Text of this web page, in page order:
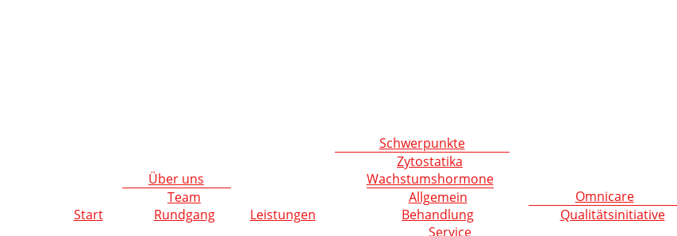
Start
Über uns
Team
Rundgang
Leistungen
Schwerpunkte
Zytostatika
Wachstumshormone
Allgemein
Behandlung
Omnicare
Qualitätsinitiative
Service